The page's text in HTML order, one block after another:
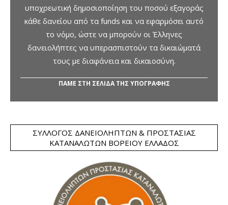
υποχρεωτική δημοσιοποίηση του ποσού εξαγοράς
κάθε δανείου από τα funds και να εφαρμόσει αυτό
το νόμο, ώστε να μπορούν οι Έλληνες
δανειολήπτες να υπερασπιστούν τα δικαιώματά
τους με διαφάνεια και δικαιοσύνη.
ΠΑΜΕ ΣΤΗ ΣΕΛΙΔΑ ΤΗΣ ΥΠΟΓΡΑΦΗΣ
ΣΎΛΛΟΓΟΣ ΔΑΝΕΙΟΛΗΠΤΏΝ & ΠΡΟΣΤΑΣΊΑΣ
ΚΑΤΑΝΑΛΩΤΏΝ ΒΟΡΕΊΟΥ ΕΛΛΆΔΟΣ